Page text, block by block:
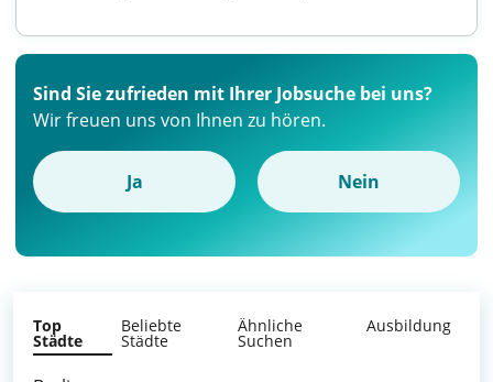
Sind Sie zufrieden mit Ihrer Jobsuche bei uns?
Wir freuen uns von Ihnen zu hören.
Ja Nein
Top
Städte
Beliebte
Städte
Ähnliche
Suchen
Ausbildung